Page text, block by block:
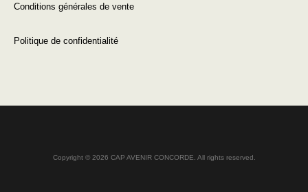
Conditions générales de vente
Politique de confidentialité
Copyright © 2026 CAP AVENIR CONCORDE. All rights reserved.